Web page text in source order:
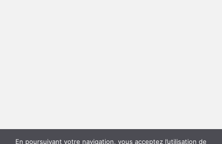
En poursuivant votre navigation, vous acceptez l’utilisation de